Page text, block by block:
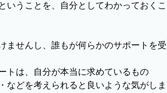
いうことを、自分としてわかっておくこ
ませんし、誰もが何らかのサポートを受
トは、自分が本当に求めているもの
などを考えられると良いような気がしま